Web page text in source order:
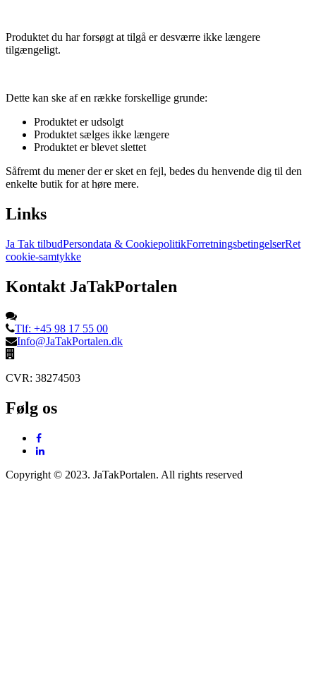
Produktet du har forsøgt at tilgå er desværre ikke længere
tilgængeligt.
Dette kan ske af en række forskellige grunde:
Produktet er udsolgt
Produktet sælges ikke længere
Produktet er blevet slettet
Såfremt du mener der er sket en fejl, bedes du henvende dig til den
enkelte butik for at høre mere.
Links
Ja Tak tilbudPersondata & CookiepolitikForretningsbetingelserRet
cookie-samtykke
Kontakt JaTakPortalen
Tlf: +45 98 17 55 00
Info@JaTakPortalen.dk
CVR: 38274503
Følg os
Copyright © 2023. JaTakPortalen. All rights reserved